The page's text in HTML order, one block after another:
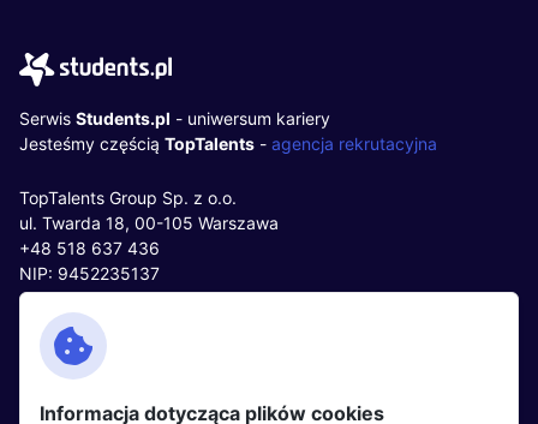
Serwis Students.pl - uniwersum kariery
Jesteśmy częścią TopTalents - agencja rekrutacyjna
TopTalents Group Sp. z o.o.
ul. Twarda 18, 00-105 Warszawa
+48 518 637 436
NIP: 9452235137
Kontakt
Facebook
Twitter
Partnerzy
Informacja dotycząca plików cookies